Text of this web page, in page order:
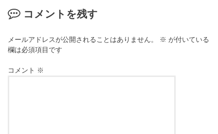
コメントを残す
メールアドレスが公開されることはありません。 ※ が付いている
欄は必須項目です
コメント ※